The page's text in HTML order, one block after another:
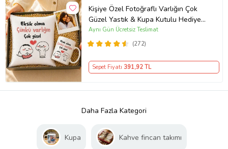
Kişiye Özel Fotoğraflı Varlığın Çok
Güzel Yastık & Kupa Kutulu Hediye
Seti
(272)
Aynı Gün Ücretsiz Teslimat
Sepet Fiyatı 391,92 TL
Daha Fazla Kategori
Kupa Kahve fincan takımı